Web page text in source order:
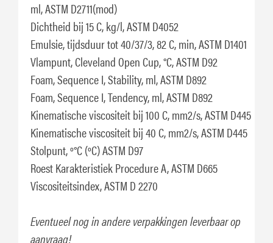
ml, ASTM D2711(mod)
Dichtheid bij 15 C, kg/l, ASTM D4052
Emulsie, tijdsduur tot 40/37/3, 82 C, min, ASTM D1401
Vlampunt, Cleveland Open Cup, °C, ASTM D92
Foam, Sequence I, Stability, ml, ASTM D892
Foam, Sequence I, Tendency, ml, ASTM D892
Kinematische viscositeit bij 100 C, mm2/s, ASTM D445
Kinematische viscositeit bij 40 C, mm2/s, ASTM D445
Stolpunt, º°C (ºC) ASTM D97
Roest Karakteristiek Procedure A, ASTM D665
Viscositeitsindex, ASTM D 2270
Eventueel nog in andere verpakkingen leverbaar op
aanvraag!